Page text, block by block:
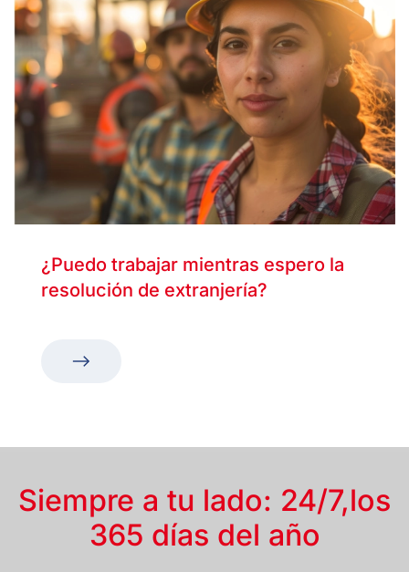
¿Puedo trabajar mientras espero la
resolución de extranjería?
Siempre a tu lado: 24/7,los
365 días del año